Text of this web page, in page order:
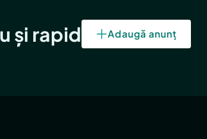
și rapid Adaugă anunț